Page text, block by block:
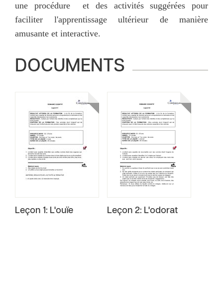
une procédure et des activités suggérées pour
faciliter l'apprentissage ultérieur de manière
amusante et interactive.
DOCUMENTS
Leçon 1: L'ouïe Leçon 2: L'odorat